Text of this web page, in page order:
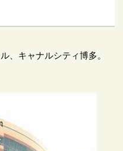
、キャナルシティ博多。